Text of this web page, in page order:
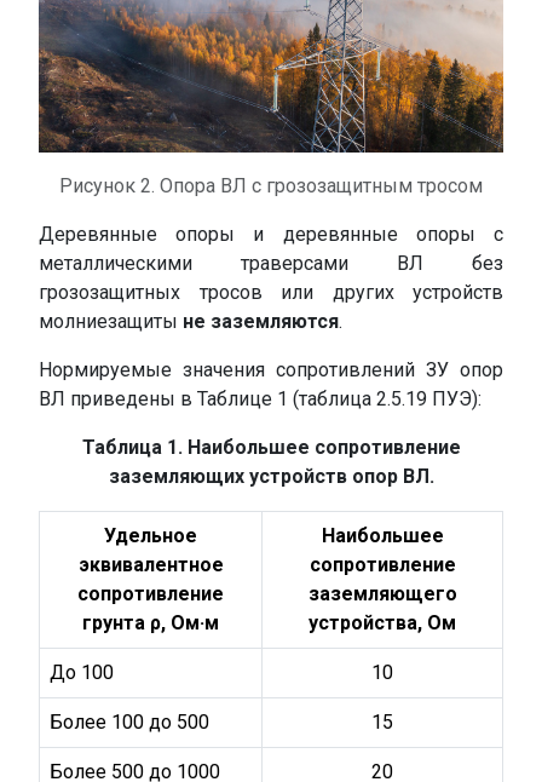
Рисунок 2. Опора ВЛ с грозозащитным тросом
Деревянные опоры и деревянные опоры с
металлическими траверсами ВЛ без
грозозащитных тросов или других устройств
молниезащиты не заземляются.
Нормируемые значения сопротивлений ЗУ опор
ВЛ приведены в Таблице 1 (таблица 2.5.19 ПУЭ):
Таблица 1. Наибольшее сопротивление
заземляющих устройств опор ВЛ.
Удельное
эквивалентное
сопротивление
грунта ρ, Ом·м
Наибольшее
сопротивление
заземляющего
устройства, Ом
До 100 10
Более 100 до 500 15
Более 500 до 1000 20